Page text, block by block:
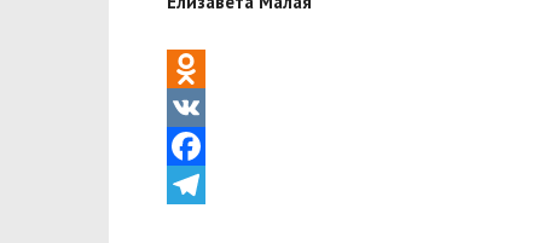
Odnoklassniki
VK
Facebook